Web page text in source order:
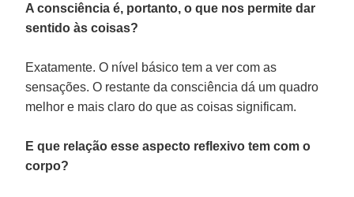
A consciência é, portanto, o que nos permite dar
sentido às coisas?
Exatamente. O nível básico tem a ver com as
sensações. O restante da consciência dá um quadro
melhor e mais claro do que as coisas significam.
E que relação esse aspecto reflexivo tem com o
corpo?